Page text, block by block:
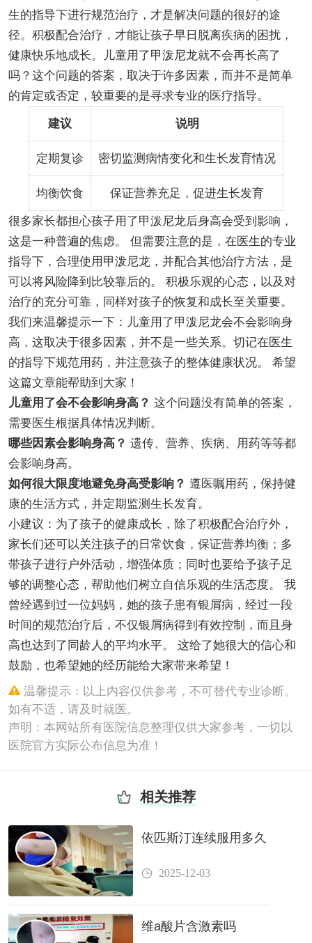
生的指导下进行规范治疗，才是解决问题的很好的途
径。积极配合治疗，才能让孩子早日脱离疾病的困扰，
健康快乐地成长。儿童用了甲泼尼龙就不会再长高了
吗？这个问题的答案，取决于许多因素，而并不是简单
的肯定或否定，较重要的是寻求专业的医疗指导。
建议 说明
定期复诊 密切监测病情变化和生长发育情况
均衡饮食 保证营养充足，促进生长发育
很多家长都担心孩子用了甲泼尼龙后身高会受到影响，
这是一种普遍的焦虑。 但需要注意的是，在医生的专业
指导下，合理使用甲泼尼龙，并配合其他治疗方法，是
可以将风险降到比较靠后的。 积极乐观的心态，以及对
治疗的充分可靠，同样对孩子的恢复和成长至关重要。
我们来温馨提示一下：儿童用了甲泼尼龙会不会影响身
高，这取决于很多因素，并不是一些关系。切记在医生
的指导下规范用药，并注意孩子的整体健康状况。 希望
这篇文章能帮助到大家！
儿童用了会不会影响身高？ 这个问题没有简单的答案，
需要医生根据具体情况判断。
哪些因素会影响身高？ 遗传、营养、疾病、用药等等都
会影响身高。
如何很大限度地避免身高受影响？ 遵医嘱用药，保持健
康的生活方式，并定期监测生长发育。
小建议：为了孩子的健康成长，除了积极配合治疗外，
家长们还可以关注孩子的日常饮食，保证营养均衡；多
带孩子进行户外活动，增强体质；同时也要给予孩子足
够的调整心态，帮助他们树立自信乐观的生活态度。 我
曾经遇到过一位妈妈，她的孩子患有银屑病，经过一段
时间的规范治疗后，不仅银屑病得到有效控制，而且身
高也达到了同龄人的平均水平。 这给了她很大的信心和
鼓励，也希望她的经历能给大家带来希望！
温馨提示：以上内容仅供参考，不可替代专业诊断。
如有不适，请及时就医。
声明：本网站所有医院信息整理仅供大家参考，一切以
医院官方实际公布信息为准！
相关推荐
依匹斯汀连续服用多久
2025-12-03
维a酸片含激素吗